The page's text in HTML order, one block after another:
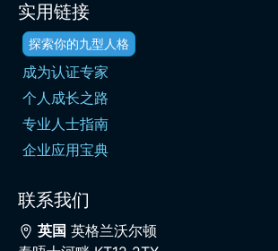
实用链接
探索你的九型人格
成为认证专家
个人成长之路
专业人士指南
企业应用宝典
联系我们
英国 英格兰沃尔顿